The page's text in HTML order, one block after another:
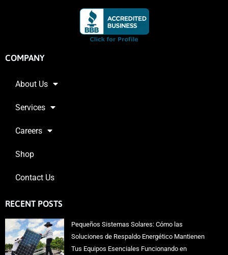
COMPANY
About Us
Services
Careers
Shop
Contact Us
RECENT POSTS
Pequeños Sistemas Solares: Cómo las
Soluciones de Respaldo Energético Mantienen
Tus Equipos Esenciales Funcionando en